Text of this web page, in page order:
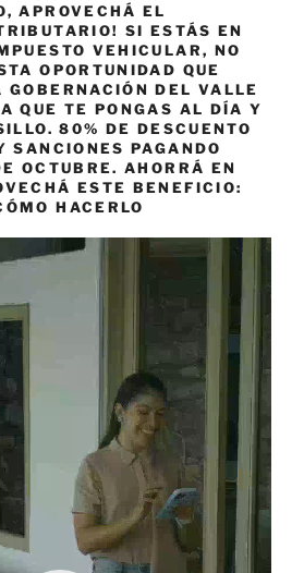
APROVECHÁ EL
SI ESTÁS EN
VEHICULAR, NO
OPORTUNIDAD QUE
GOBERNACIÓN DEL VALLE
QUE TE PONGAS AL DÍA Y
80% DE DESCUENTO
SANCIONES PAGANDO
OCTUBRE. AHORRÁ EN
ESTE BENEFICIO:
HACERLO